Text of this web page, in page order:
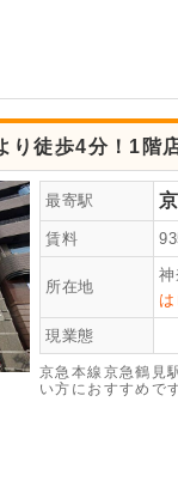
り徒歩4分！1階
最寄駅
賃料
所在地
神
現業態
京急本線京急鶴見
い方におすすめで